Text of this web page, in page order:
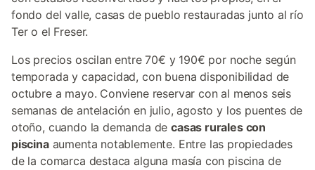
fondo del valle, casas de pueblo restauradas junto al río
Ter o el Freser.
Los precios oscilan entre 70€ y 190€ por noche según
temporada y capacidad, con buena disponibilidad de
octubre a mayo. Conviene reservar con al menos seis
semanas de antelación en julio, agosto y los puentes de
otoño, cuando la demanda decasas rurales con
piscinaaumenta notablemente. Entre las propiedades
de la comarca destaca alguna masía con piscina de